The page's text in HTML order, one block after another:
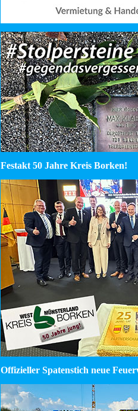
Festakt 50 Jahre Kreis Borken!
Offizieller Spatenstich neue